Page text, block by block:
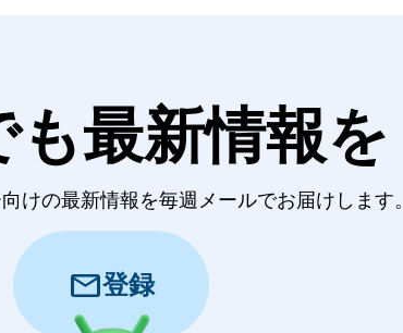
も最新情報を
けの最新情報を毎週メールでお届けします。
mail登録